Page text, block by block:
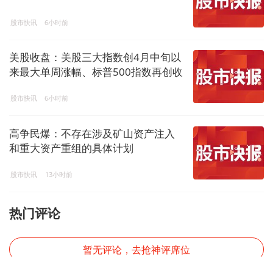
股市快讯 6小时前
美股收盘：美股三大指数创4月中旬以
来最大单周涨幅、标普500指数再创收
普跌
股市快讯 6小时前
高争民爆：不存在涉及矿山资产注入
和重大资产重组的具体计划
股市快讯 13小时前
热门评论
暂无评论，去抢神评席位